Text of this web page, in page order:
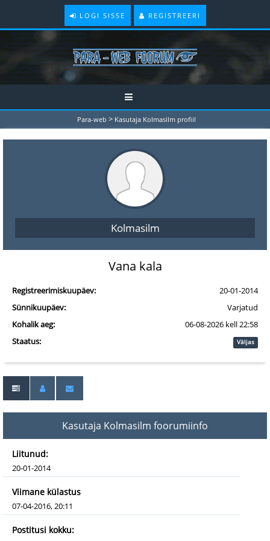
LOGI SISSE REGISTREERI
Para-web > Kasutaja Kolmasilm profiil
Kolmasilm
Vana kala
Registreerimiskuupäev:
20-01-2014
Sünnikuupäev:
Varjatud
Kohalik aeg:
06-08-2026 kell 22:58
Staatus:
Väljas
Kasutaja Kolmasilm foorumiinfo
Liitunud:
20-01-2014
Viimane külastus
07-04-2016, 20:11
Postitusi kokku: